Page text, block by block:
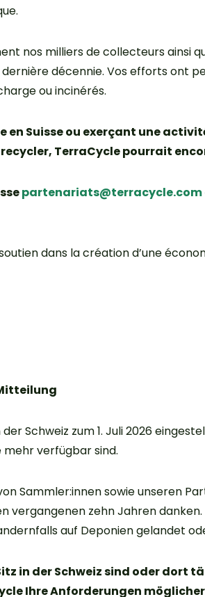
nos milliers de collecteurs ainsi
décennie. Vos efforts ont
ou incinérés.
en Suisse ou exerçant une
TerraCycle pourrait
partenariats@terracycle.com
dans la création d’une
Schweiz zum 1. Juli 2026
verfügbar sind.
Sammler:innen sowie unseren
vergangenen zehn Jahren
auf Deponien gelandet
in der Schweiz sind oder dort
Ihre Anforderungen